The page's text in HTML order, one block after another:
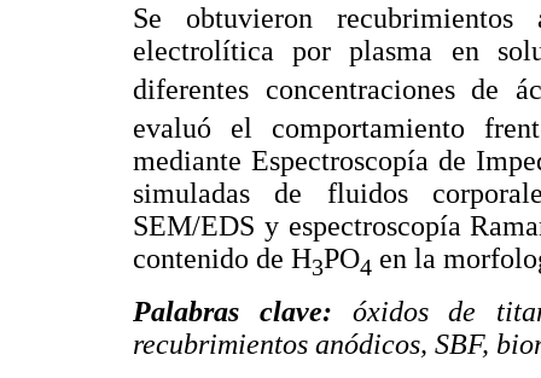
Se obtuvieron
electrolítica por plasma en
diferentes concentraciones de
evaluó el comportamiento
mediante Espectroscopía de
simuladas de fluidos
SEM/EDS y espectroscopía
contenido de H3PO4 en la
Palabras clave: óxidos de
recubrimientos anódicos, SBF,